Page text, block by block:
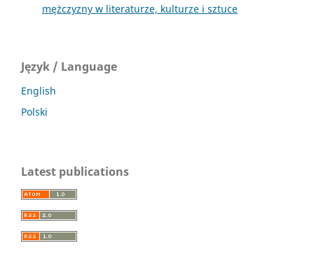
mężczyzny w literaturze, kulturze i sztuce
Język / Language
English
Polski
Latest publications